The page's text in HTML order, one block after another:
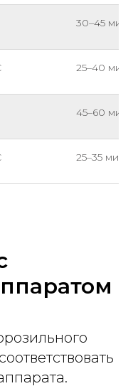
30–45 мин
25–40 мин
45–60 мин
25–35 мин